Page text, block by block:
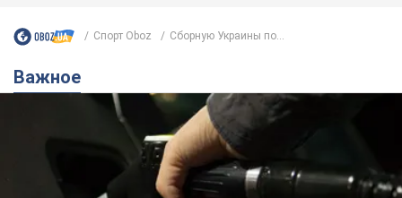
Спорт Oboz Сборную Украины по...
Важное